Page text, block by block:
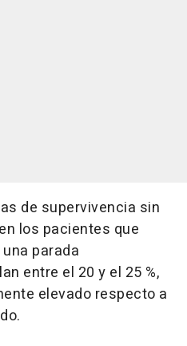
de supervivencia sin
los pacientes que
parada
entre el 20 y el 25 %,
elevado respecto a